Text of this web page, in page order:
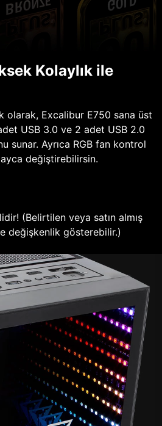
Kolaylık ile
olarak, Excalibur E750 sana üst
USB 3.0 ve 2 adet USB 2.0
sunar. Ayrıca RGB fan kontrol
değiştirebilirsin.
(Belirtilen veya satın almış
değişkenlik gösterebilir.)